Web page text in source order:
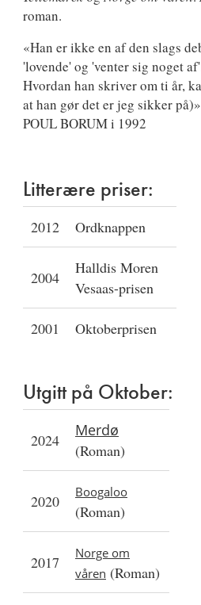
roman.
«Han er ikke en af den slags
'lovende' og 'venter sig noget
Hvordan han skriver om ti år,
at han gør det er jeg sikker på)»
POUL BORUM i 1992
Litterære priser:
2012 Ordknappen
2004
Halldis Moren
Vesaas-prisen
2001 Oktoberprisen
Utgitt på Oktober:
2024
Merdø
(Roman)
2020 Boogaloo
(Roman)
2017
Norge om
våren (Roman)